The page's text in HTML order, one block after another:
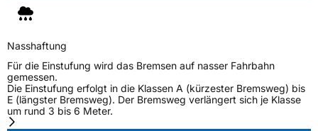
Nasshaftung
Für die Einstufung wird das Bremsen auf nasser Fahrbahn
gemessen.
Die Einstufung erfolgt in die Klassen A (kürzester Bremsweg) bis
E (längster Bremsweg). Der Bremsweg verlängert sich je Klasse
um rund 3 bis 6 Meter.